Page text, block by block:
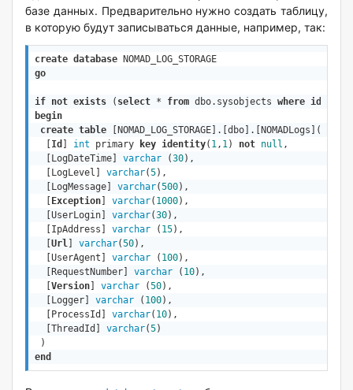
базе данных. Предварительно нужно создать таблицу,
в которую будут записываться данные, например, так:
create database
go
if not exists ( select * from dbo.sysobjects where id
begin
create table [NOMAD_LOG_STORAGE].[dbo].[NOMADLogs](
Id int primary key identity( 1, 1) not null ,
  [LogDateTime]
varchar (30),
  [LogLevel]
varchar(5),
  [LogMessage]
varchar(500),
Exception varchar( 1000),
  [UserLogin]
varchar(30),
  [IpAddress]
varchar ( 15),
Url varchar(50),
  [UserAgent]
varchar ( 100),
  [RequestNumber]
varchar ( 10),
Version varchar (50),
  [Logger]
varchar ( 100),
  [ProcessId]
varchar( 10),
  [ThreadId]
varchar(5)
end